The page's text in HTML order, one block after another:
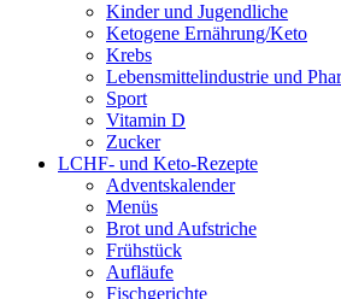
Kinder und Jugendliche
Ketogene Ernährung/Keto
Krebs
Lebensmittelindustrie und
Sport
Vitamin D
Zucker
LCHF- und Keto-Rezepte
Adventskalender
Menüs
Brot und Aufstriche
Frühstück
Aufläufe
Fischgerichte